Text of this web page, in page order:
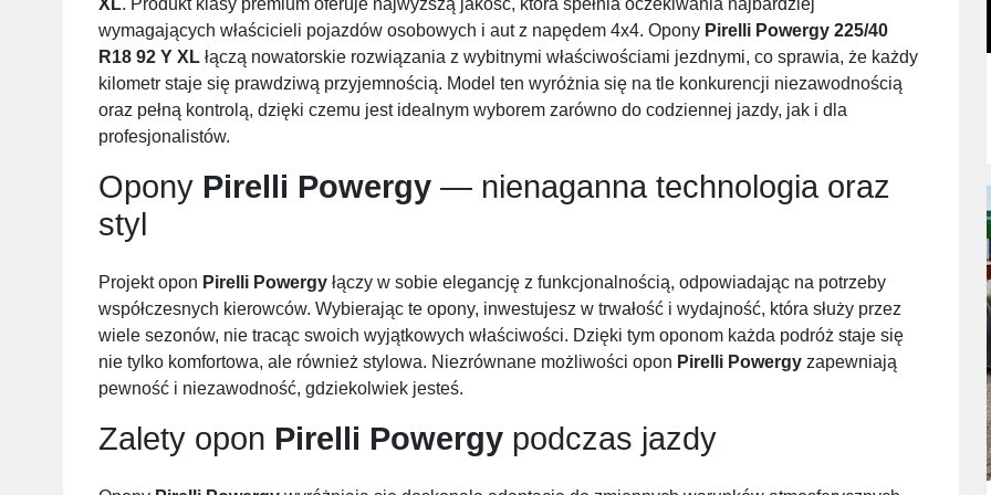
wymagających właścicieli pojazdów osobowych i aut z napędem 4x4. Opony Pirelli Powergy 225/40
R18 92 Y XL łączą nowatorskie rozwiązania z wybitnymi właściwościami jezdnymi, co sprawia, że każdy
kilometr staje się prawdziwą przyjemnością. Model ten wyróżnia się na tle konkurencji niezawodnością
oraz pełną kontrolą, dzięki czemu jest idealnym wyborem zarówno do codziennej jazdy, jak i dla
profesjonalistów.
Opony Pirelli Powergy — nienaganna technologia oraz
styl
Projekt opon Pirelli Powergy łączy w sobie elegancję z funkcjonalnością, odpowiadając na potrzeby
współczesnych kierowców. Wybierając te opony, inwestujesz w trwałość i wydajność, która służy przez
wiele sezonów, nie tracąc swoich wyjątkowych właściwości. Dzięki tym oponom każda podróż staje się
nie tylko komfortowa, ale również stylowa. Niezrównane możliwości opon Pirelli Powergy zapewniają
pewność i niezawodność, gdziekolwiek jesteś.
Zalety opon Pirelli Powergy podczas jazdy